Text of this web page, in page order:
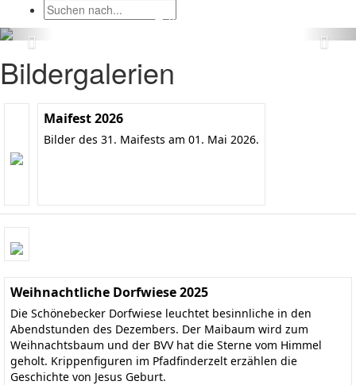
Bildergalerien
Maifest 2026
Bilder des 31. Maifests am 01. Mai 2026.
Weihnachtliche Dorfwiese 2025
Die Schönebecker Dorfwiese leuchtet besinnliche in den
Abendstunden des Dezembers. Der Maibaum wird zum
Weihnachtsbaum und der BVV hat die Sterne vom Himmel
geholt. Krippenfiguren im Pfadfinderzelt erzählen die
Geschichte von Jesus Geburt.